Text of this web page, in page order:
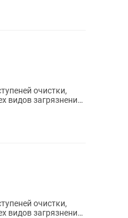
очистки,
видов загрязнений,
очистки,
видов загрязнений,